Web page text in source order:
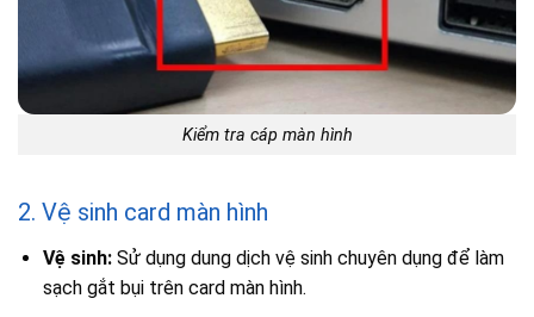
Kiểm tra cáp màn hình
2. Vệ sinh card màn hình
Vệ sinh:Sử dụng dung dịch vệ sinh chuyên dụng để làm
sạch gắt bụi trên card màn hình.